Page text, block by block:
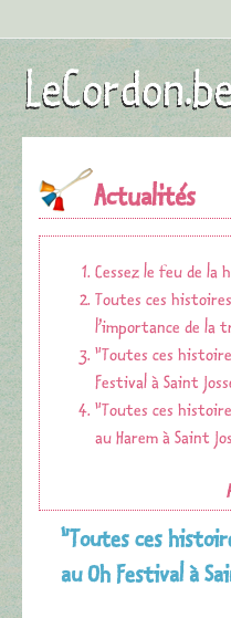
Actualités
Cessez le feu de la
Toutes ces
l’importance de la
"Toutes ces
Festival à Saint
"Toutes ces
au Harem à Saint
"Toutes ces
au Oh Festival à